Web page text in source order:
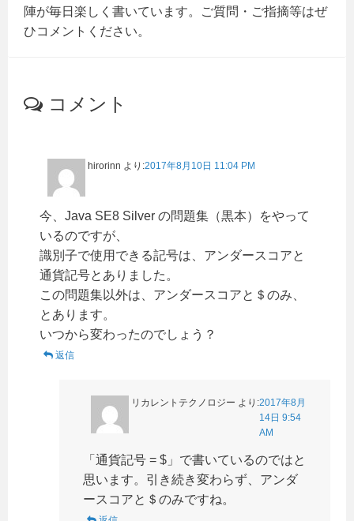
陣が毎日楽しく書いています。ご質問・ご指摘等はぜ
ひコメントください。
コメント
hirorinn より:2017年8月10日 11:04 PM
今、Java SE8 Silver の問題集（黒本）をやって
いるのですが、
識別子で使用できる記号は、アンダースコアと
通貨記号とありました。
この問題集以外は、アンダースコアと＄のみ、
とあります。
いつから変わったのでしょう？
返信
リカレントテクノロジー より:2017年8月
14日 9:54
AM
「通貨記号 = $」で書いているのではと
思います。引き続き変わらず、アンダ
ースコアと＄のみですね。